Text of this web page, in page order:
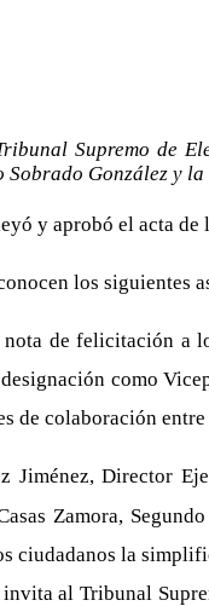
Supremo de
Sobrado González y
y aprobó el acta
los siguientes
de felicitación a
como
de colaboración
Jiménez, Director
Zamora,
ciudadanos la
al Tribunal